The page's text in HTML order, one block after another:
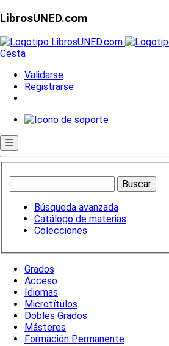
LibrosUNED.com
Cesta
Validarse
Registrarse
☰
Búsqueda avanzada
Catálogo de materias
Colecciones
Grados
Acceso
Idiomas
Microtítulos
Dobles Grados
Másteres
Formación Permanente